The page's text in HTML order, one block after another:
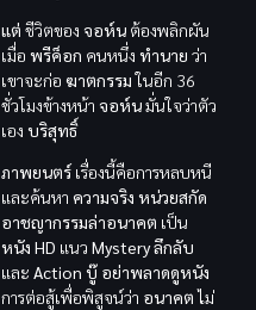
แต่ ชีวิตของ จอห์น ต้องพลิกผัน
เมื่อ พรีค็อก คนหนึ่ง ทำนาย ว่า
เขาจะก่อ ฆาตกรรมในอีก 36
ชั่วโมงข้างหน้า จอห์นมั่นใจว่าตัว
เอง บริสุทธิ์
ภาพยนตร์ เรื่องนี้คือการหลบหนี
และค้นหา ความจริง หน่วยสกัด
อาชญากรรมล่าอนาคต เป็น
หนัง HD แนว Mystery ลึกลับ
และ Action บู๊ อย่าพลาดดูหนัง
การต่อสู้เพื่อพิสูจน์ว่า อนาคตไม่